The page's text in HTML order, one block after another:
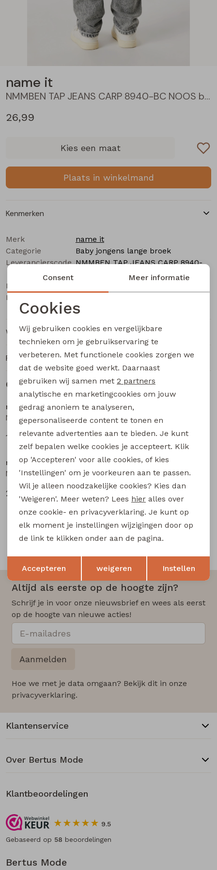
Blouses lange mouw
Blazers
Buitenjack
Bermuda's
Piraat broeken
Lange broeken
Rokken
Bermudas
Vesten
name it
NMMBEN TAP JEANS CARP 8940-BC NOOS baby jongens lange broek Grey
26,99
Kies een maat
Plaats in winkelmand
Kenmerken
Merk
name it
Categorie
Baby jongens lange broek
Leverancierscode NMMBEN TAP JEANS CARP 8940-
Bestelcode
Kleur
Winkelvoorraad
Ruilen en retourneren
Gerelateerde producten
name it
NMMVIMO SWE PANT BRU NOOS baby jongens lange broek Brown
18,99
name it
18,99
name it
NMMBEN TAP JEANS CARP 8940-BC NOOS baby jongens lange broek Blue
26,99
Altijd als eerste op de hoogte zijn?
Schrijf je in voor onze nieuwsbrief en wees als eerst
op de hoogte van nieuwe acties!
Aanmelden
Hoe we met je data omgaan? Bekijk dit in onze
privacyverklaring.
Bertus Mode
Klantenservice
Over Bertus Mode
Klantbeoordelingen
9.5
Gebaseerd op 58 beoordelingen
Noodzakelijke cookies
Analytische cookies
Marketing cookies
Terug Opslaan
Consent Meer informatie
Cookies
Wij gebruiken cookies en vergelijkbare
technieken om je gebruikservaring te
verbeteren. Met functionele cookies zorgen we
dat de website goed werkt. Daarnaast
gebruiken wij samen met 2 partners
analytische en marketingcookies om jouw
gedrag anoniem te analyseren,
gepersonaliseerde content te tonen en
relevante advertenties aan te bieden. Je kunt
zelf bepalen welke cookies je accepteert. Klik
op 'Accepteren' voor alle cookies, of kies
'Instellingen' om je voorkeuren aan te passen.
Wil je alleen noodzakelijke cookies? Kies dan
'Weigeren'. Meer weten? Lees hier alles over
onze cookie- en privacyverklaring. Je kunt op
elk moment je instellingen wijzigingen door op
de link te klikken onder aan de pagina.
Accepteren weigeren Instellen